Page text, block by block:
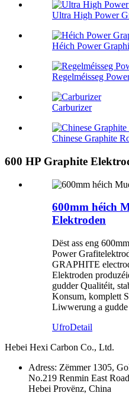
Ultra High Power
Héich Power
Regelméisseg
Carburizer
Chinese Graphite
600 HP Graphite
600mm héich
Elektroden
Dëst ass eng
Power
GRAPHITE
Elektroden
gudder Qualitéit,
Konsum, komplett
Liwwerung a gudde
UfroDetail
Hebei Hexi Carbon Co., Ltd.
Adress: Zëmmer 1305,
No.219 Renmin East
Hebei Provënz, China